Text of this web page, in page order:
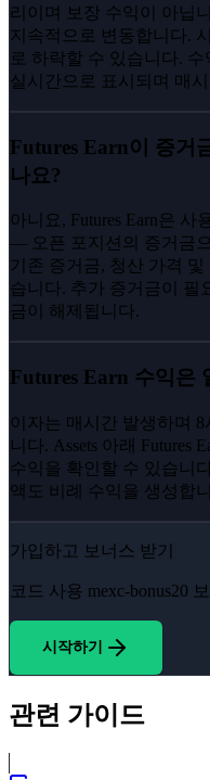
리이며 보장 수익이 아닙
지속적으로 변동합니다.
로 하락할 수 있습니다. 수
실시간으로 표시되며 매
Futures Earn이 증거
나요?
아니요, Futures Earn은
— 오픈 포지션의 증거금
기존 증거금, 청산 가격
습니다. 추가 증거금이 필
금이 해제됩니다.
Futures Earn 수익은
이자는 매시간 발생하며
니다. Assets 아래 Futures
수익을 확인할 수 있습니
액도 비례 수익을 생성합
가입하고 보너스 받기
코드 사용 mexc-bonus20
시작하기
관련 가이드